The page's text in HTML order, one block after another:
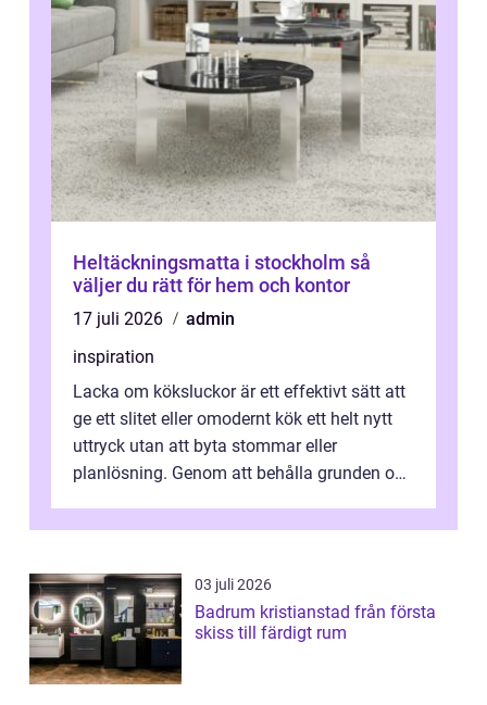
Heltäckningsmatta i stockholm så
väljer du rätt för hem och kontor
17 juli 2026
admin
inspiration
Lacka om köksluckor är ett effektivt sätt att
ge ett slitet eller omodernt kök ett helt nytt
uttryck utan att byta stommar eller
planlösning. Genom att behålla grunden och
03 juli 2026
Badrum kristianstad från första
skiss till färdigt rum